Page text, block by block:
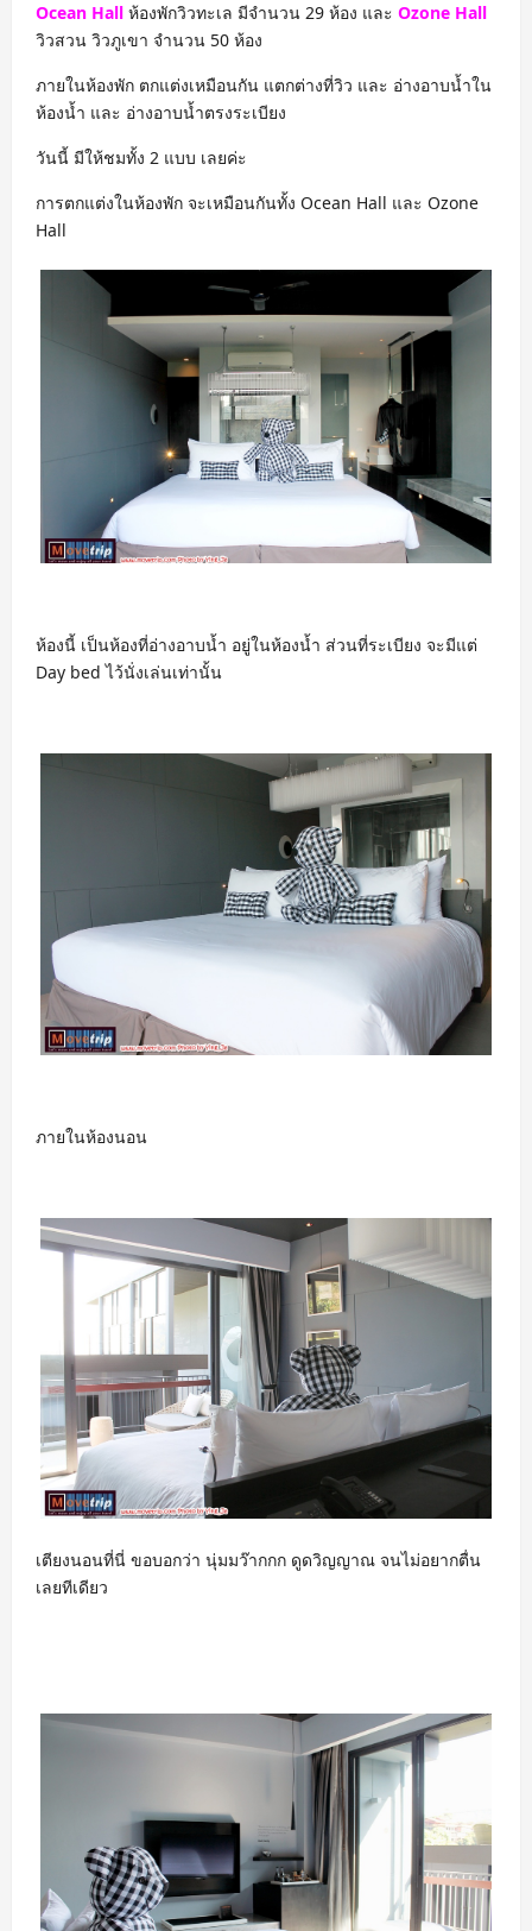
Ocean Hall ห้องพักวิวทะเล มีจำนวน 29 ห้อง และ Ozone Hall
วิวสวน วิวภูเขา จำนวน 50 ห้อง
ภายในห้องพัก ตกแต่งเหมือนกัน แตกต่างที่วิว และ อ่างอาบน้ำใน
ห้องน้ำ และ อ่างอาบน้ำตรงระเบียง
วันนี้ มีให้ชมทั้ง 2 แบบ เลยค่ะ
การตกแต่งในห้องพัก จะเหมือนกันทั้ง Ocean Hall และ Ozone
Hall
ห้องนี้ เป็นห้องที่อ่างอาบน้ำ อยู่ในห้องน้ำ ส่วนที่ระเบียง จะมีแต่
Day bed ไว้นั่งเล่นเท่านั้น
ภายในห้องนอน
เตียงนอนที่นี่ ขอบอกว่า นุ่มมว๊ากกก ดูดวิญญาณ จนไม่อยากตื่น
เลยทีเดียว